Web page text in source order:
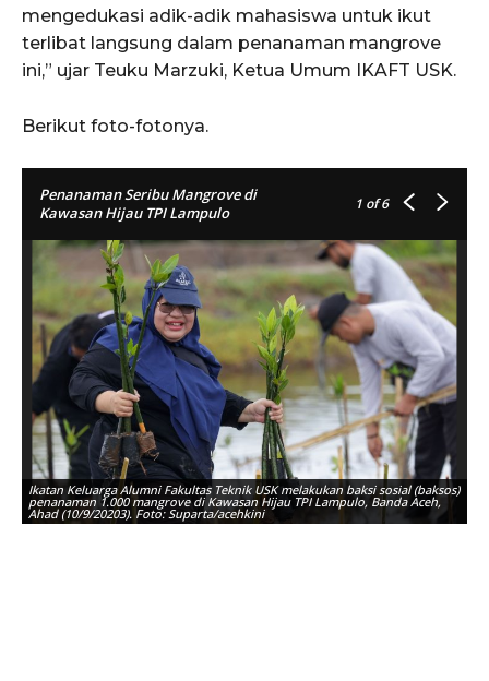
mengedukasi adik-adik mahasiswa untuk ikut
terlibat langsung dalam penanaman mangrove
ini,” ujar Teuku Marzuki, Ketua Umum IKAFT USK.
Berikut foto-fotonya.
Penanaman Seribu Mangrove di
Kawasan Hijau TPI Lampulo
1 of 6
Ikatan Keluarga Alumni Fakultas Teknik USK melakukan baksi sosial (baksos)
penanaman 1.000 mangrove di Kawasan Hijau TPI Lampulo, Banda Aceh,
Ahad (10/9/20203). Foto: Suparta/acehkini